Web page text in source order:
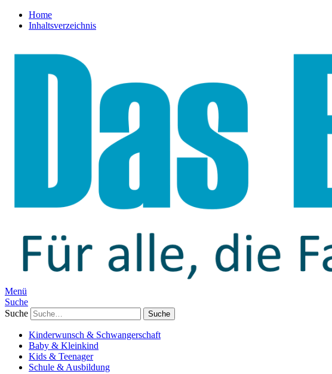
Home
Inhaltsverzeichnis
Menü
Suche
Suche
Kinderwunsch & Schwangerschaft
Baby & Kleinkind
Kids & Teenager
Schule & Ausbildung